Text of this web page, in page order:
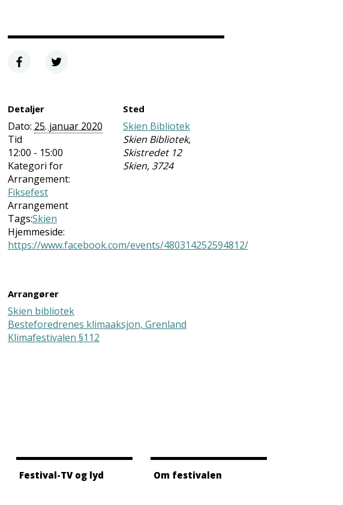
Detaljer
Dato: 25. januar 2020
Tid
12:00 - 15:00
Kategori for
Arrangement:
Fiksefest
Arrangement
Tags:Skien
Hjemmeside:
https://www.facebook.com/events/480314252594812/
Sted
Skien Bibliotek
Skien Bibliotek,
Skistredet 12
Skien, 3724
Arrangører
Skien bibliotek
Besteforedrenes klimaaksjon, Grenland
Klimafestivalen §112
Festival-TV og lyd Om festivalen